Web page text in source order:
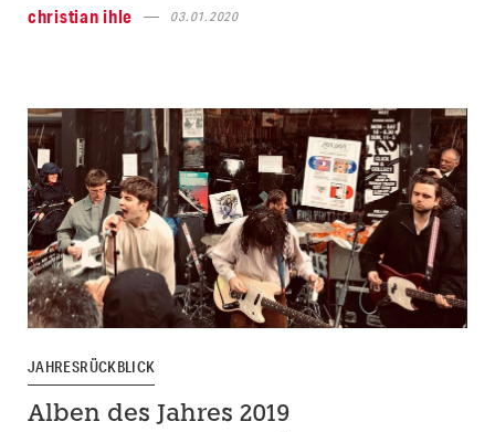
christian ihle
03.01.2020
JAHRESRÜCKBLICK
Alben des Jahres 2019